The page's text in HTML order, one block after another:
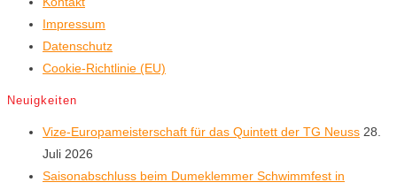
Impressum
Datenschutz
Cookie-Richtlinie (EU)
Neuigkeiten
Vize-Europameisterschaft für das Quintett der TG Neuss 28.
Juli 2026
Saisonabschluss beim Dumeklemmer Schwimmfest in